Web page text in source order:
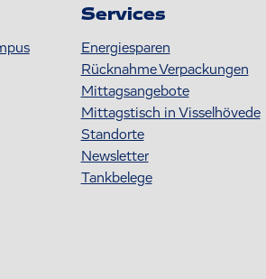
Services
Energiesparen
Rücknahme Verpackungen
Mittagsangebote
Mittagstisch in Visselhövede
Standorte
Newsletter
Tankbelege